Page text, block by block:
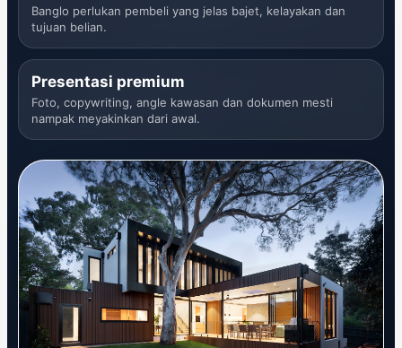
Banglo perlukan pembeli yang jelas bajet, kelayakan dan
tujuan belian.
Presentasi premium
Foto, copywriting, angle kawasan dan dokumen mesti
nampak meyakinkan dari awal.